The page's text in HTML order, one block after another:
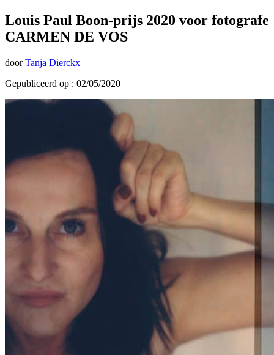
Louis Paul Boon-prijs 2020 voor fotografe
CARMEN DE VOS
door Tanja Dierckx
Gepubliceerd op : 02/05/2020